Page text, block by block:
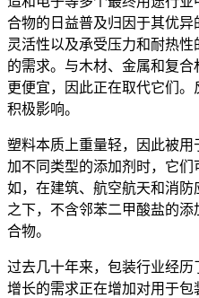
合物的日益普及归因于其优异
灵活性以及承受压力和耐热
的需求。与木材、金属和复
更便宜，因此正在取代它们
积极影响。
塑料本质上重量轻，因此被
加不同类型的添加剂时，它们
如，在建筑、航空航天和消
之下，不含邻苯二甲酸盐的
合物。
过去几十年来，包装行业经
增长的需求正在增加对用于